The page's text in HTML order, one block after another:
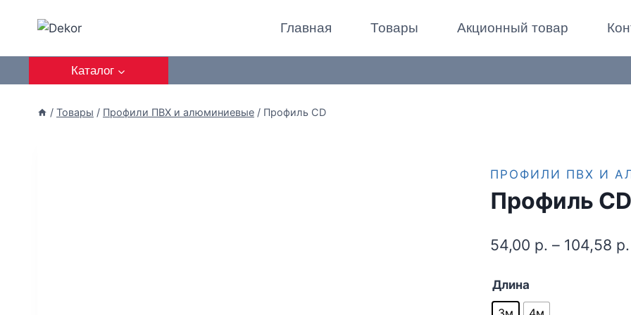
Главная Товары Акционный товар
Каталог
/ Товары / Профили ПВХ и алюминиевые / Профиль CD
ПРОФИЛИ ПВХ И
Профиль CD
54,00 р. – 104,58 р.
Длина